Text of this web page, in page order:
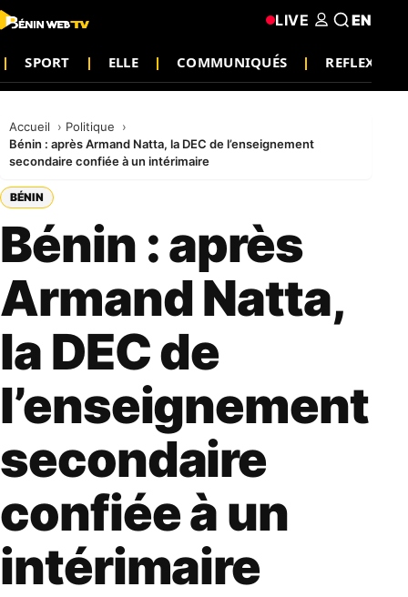
SPORT ELLE COMMUNIQUÉS REFLEXION
LIVE EN
Accueil
Politique
Bénin : après Armand Natta, la DEC de l’enseignement
secondaire confiée à un intérimaire
BÉNIN
Bénin : après
Armand Natta,
la DEC de
l’enseignement
secondaire
confiée à un
intérimaire